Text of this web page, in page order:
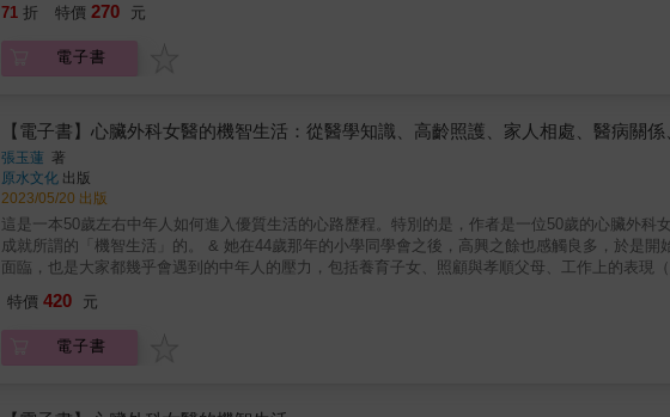
71 折 特價 270 元
電子書
【電子書】心臟外科女醫的機智生活：從醫學知識、高齡照護、家人相處、醫病關
張玉蓮 著
原水文化 出版
2023/05/20 出版
這是一本50歲左右中年人如何進入優質生活的心路歷程。特別的是，作者是一位50歲的心臟外科
成就所謂的「機智生活」的。 & 她在44歲那年的小學同學會之後，高興之餘也感觸良多，於是開
面臨，也是大家都幾乎會遇到的中年人的壓力，包括養育子女、照顧與孝順父母、工作上的表現
這不只是一本寫給中年人的書，更是寫給20＋以後年輕人的書。作者非常希望能將這些年的經歷
（包括自己在內），好好說再見」這種遺憾。 & 同時，還希望告訴年輕人「生命不是完美的，但
特價 420 元
電子書